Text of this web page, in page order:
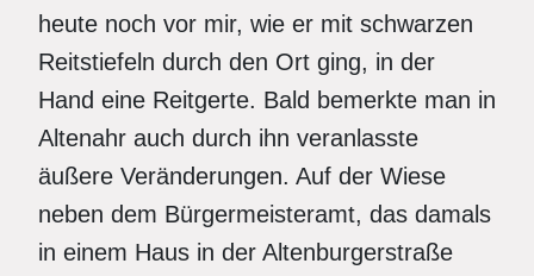
heute noch vor mir, wie er mit schwarzen
Reitstiefeln durch den Ort ging, in der
Hand eine Reitgerte. Bald bemerkte man in
Altenahr auch durch ihn veranlasste
äußere Veränderungen. Auf der Wiese
neben dem Bürgermeisteramt, das damals
in einem Haus in der Altenburgerstraße